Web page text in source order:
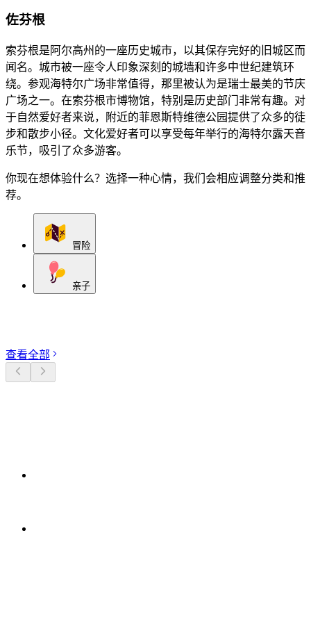
佐芬根
索芬根是阿尔高州的一座历史城市，以其保存完好的旧城区而
闻名。城市被一座令人印象深刻的城墙和许多中世纪建筑环
绕。参观海特尔广场非常值得，那里被认为是瑞士最美的节庆
广场之一。在索芬根市博物馆，特别是历史部门非常有趣。对
于自然爱好者来说，附近的菲恩斯特维德公园提供了众多的徒
步和散步小径。文化爱好者可以享受每年举行的海特尔露天音
乐节，吸引了众多游客。
你现在想体验什么？选择一种心情，我们会相应调整分类和推
荐。
冒险
亲子
查看全部